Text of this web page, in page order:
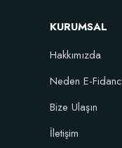
Özel
KURUMSAL
Hakkımızda
Neden E-
Bize Ulaşın
İletişim